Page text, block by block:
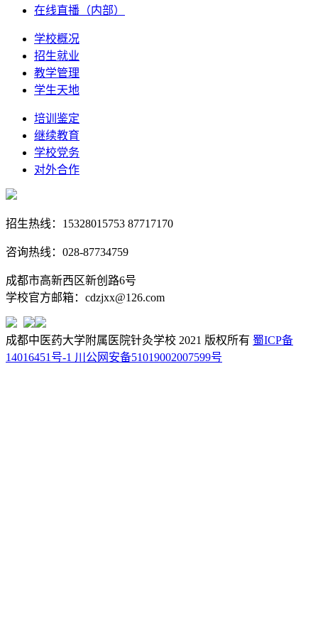
在线直播（内部）
学校概况
招生就业
教学管理
学生天地
培训鉴定
继续教育
学校党务
对外合作
招生热线：15328015753 87717170
咨询热线：028-87734759
成都市高新西区新创路6号
学校官方邮箱：cdzjxx@126.com
成都中医药大学附属医院针灸学校 2021 版权所有 蜀ICP备
14016451号-1 川公网安备51019002007599号